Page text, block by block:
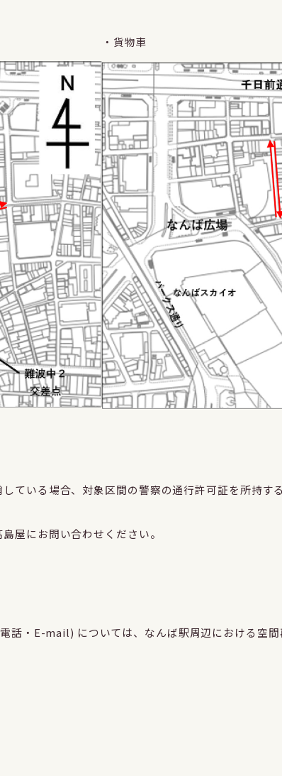
・貨物車
ている場合、対象区間の警察の通行許可証を所持す
屋にお問い合わせください。
話・E-mail) については、なんば駅周辺における空